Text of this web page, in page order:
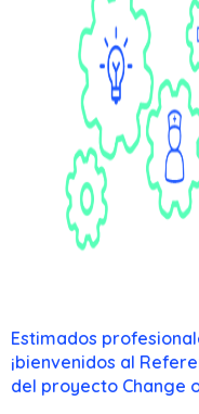
Estimados
¡bienvenidos al
del proyecto Change